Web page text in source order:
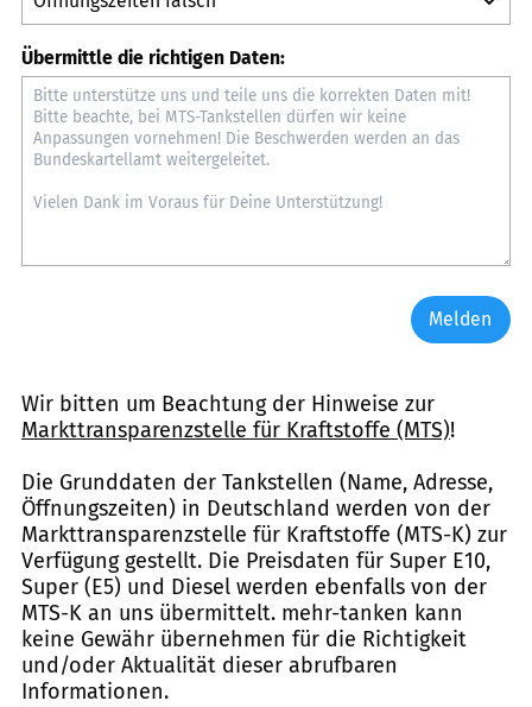
Übermittle die richtigen Daten:
Melden
Wir bitten um Beachtung der Hinweise zur
Markttransparenzstelle für Kraftstoffe (MTS)!
Die Grunddaten der Tankstellen (Name, Adresse,
Öffnungszeiten) in Deutschland werden von der
Markttransparenzstelle für Kraftstoffe (MTS-K) zur
Verfügung gestellt. Die Preisdaten für Super E10,
Super (E5) und Diesel werden ebenfalls von der
MTS-K an uns übermittelt. mehr-tanken kann
keine Gewähr übernehmen für die Richtigkeit
und/oder Aktualität dieser abrufbaren
Informationen.